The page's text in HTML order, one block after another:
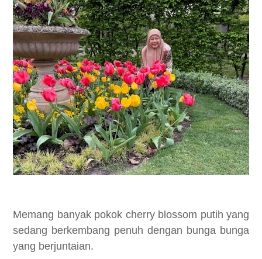
Memang banyak pokok cherry blossom putih yang
sedang berkembang penuh dengan bunga bunga
yang berjuntaian.